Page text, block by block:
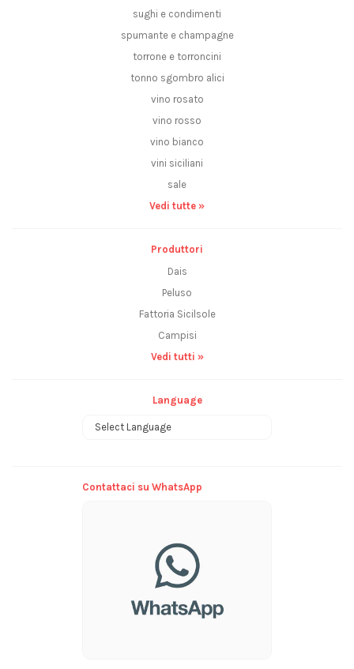
sughi e condimenti
spumante e champagne
torrone e torroncini
tonno sgombro alici
vino rosato
vino rosso
vino bianco
vini siciliani
sale
Vedi tutte »
Produttori
Dais
Peluso
Fattoria Sicilsole
Campisi
Vedi tutti »
Language
Contattaci su WhatsApp